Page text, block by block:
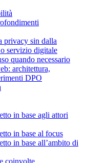
privacy sin dalla
servizio digitale
quando necessario
architettura,
DPO
in base agli attori
in base al focus
in base all’ambito di
coinvolte